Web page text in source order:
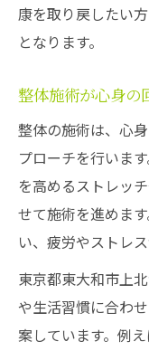
康を取り戻したい
となります。
整体施術が心身の
整体の施術は、心
プローチを行いま
を高めるストレッ
せて施術を進めま
い、疲労やストレ
東京都東大和市上
や生活習慣に合わ
案しています。例